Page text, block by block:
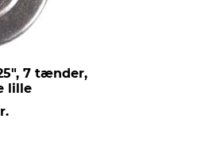
7 tænder,
lille